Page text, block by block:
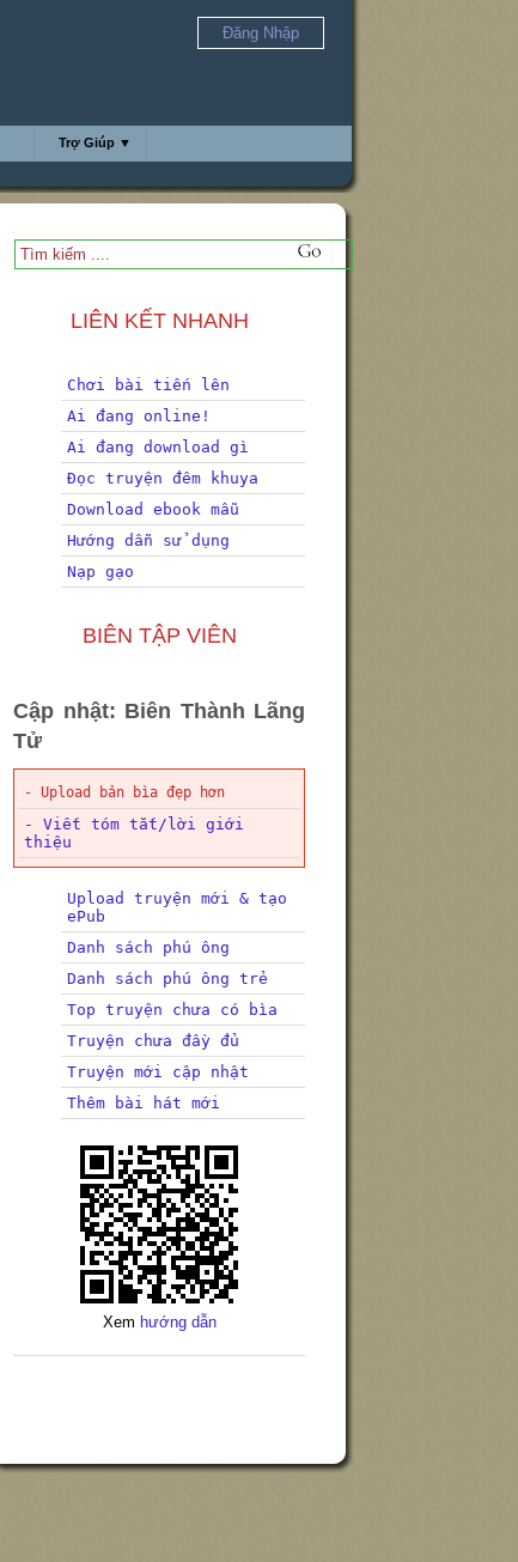
Đăng Nhập
Trợ Giúp ▼
LIÊN KẾT NHANH
Chơi bài tiến lên
Ai đang online!
Ai đang download gì
Đọc truyện đêm khuya
Download ebook mẫu
Hướng dẫn sử dụng
Nạp gạo
BIÊN TẬP VIÊN
Cập nhật: Biên Thành Lãng
Tử
- Upload bản bìa đẹp hơn
- Viết tóm tắt/lời giới
thiệu
Upload truyện mới & tạo
ePub
Danh sách phú ông
Danh sách phú ông trẻ
Top truyện chưa có bìa
Truyện chưa đầy đủ
Truyện mới cập nhật
Thêm bài hát mới
Xem hướng dẫn